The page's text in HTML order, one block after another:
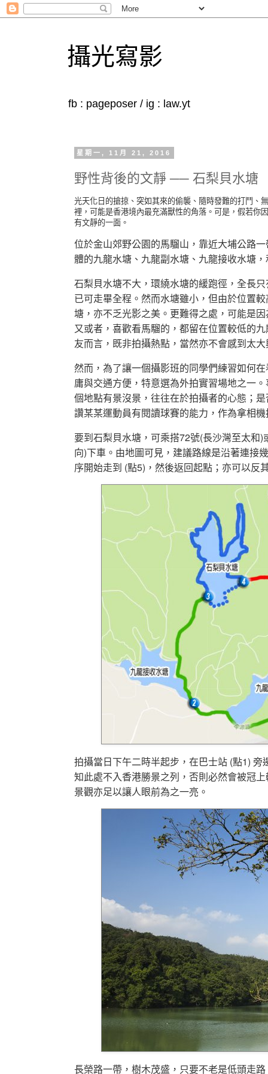
攝光寫影
fb : pageposer / ig : law.yt
星期一, 11月 21, 2016
野性背後的文靜 ── 石梨貝水塘
光天化日的搶掠、突如其來的偷襲、隨時發難的打鬥
裡，可能是香港境內最充滿獸性的角落。可是，假若你
有文靜的一面。
位於金山郊野公園的馬騮山，靠近大埔公路
體的九龍水塘、九龍副水塘、九龍接收水塘
石梨貝水塘不大，環繞水塘的緩跑徑，全長
已可走畢全程。然而水塘雖小，但由於位置
塘，亦不乏光影之美。更難得之處，可能是
又或者，喜歡看馬騮的，都留在位置較低的
友而言，既非拍攝熱點，當然亦不會感到太
然而，為了讓一個攝影班的同學們練習如何
庸與交通方便，特意選為外拍實習場地之一
個地點有景沒景，往往在於拍攝者的心態；
讚某某運動員有閱讀球賽的能力，作為拿相
要到石梨貝水塘，可乘搭72號(長沙灣至太和
向)下車。由地圖可見，建議路線是沿著連接
序開始走到 (點5)，然後返回起點；亦可以反
拍攝當日下午二時半起步，在巴士站 (點1)
知此處不入香港勝景之列，否則必然會被冠
景觀亦足以讓人眼前為之一亮。
長榮路一帶，樹木茂盛，只要不老是低頭走